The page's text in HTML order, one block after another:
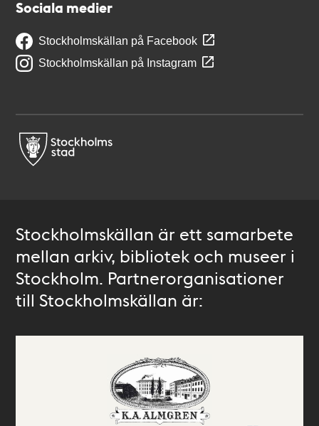
Sociala medier
Stockholmskällan på Facebook
Stockholmskällan på Instagram
Stockholmskällan är ett samarbete
mellan arkiv, bibliotek och museer i
Stockholm. Partnerorganisationer
till Stockholmskällan är: